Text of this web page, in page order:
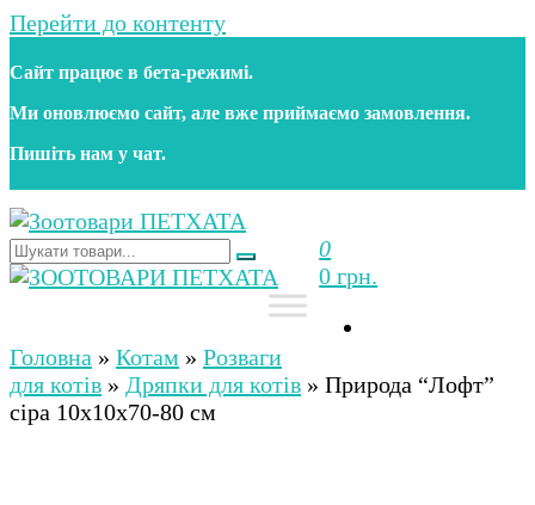
Перейти до контенту
Сайт працює в бета‑режимі.
Ми оновлюємо сайт, але вже приймаємо замовлення.
Пишіть нам у чат.
Зоотовари ПЕТХАТА
Зоомагазин для собак та котів | Корм, іграшки,
аксесуари та догляд за тваринами. Доставка по
0
0 грн.
Зоомагазин для собак та котів | Корм, іграшки,
аксесуари та догляд за тваринами. Доставка по
Україні
Головна » Котам » Розваги
для котів » Дряпки для котів » Природа “Лофт”
сіра 10х10х70-80 см